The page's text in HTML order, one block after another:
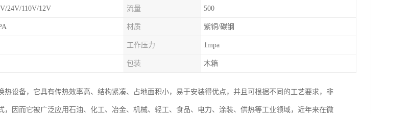
24V/110V/12V 流量 500
材质 紫铜/碳钢
工作压力 1mpa
包装 木箱
热设备，它具有传热效率高、结构紧凑、占地面积小，易于安装得优点，并且可根据不同的工艺要求，非
，因而它被广泛应用石油、化工、冶金、机械、轻工、食品、电力、涂装、供热等工业领域，近年来在微